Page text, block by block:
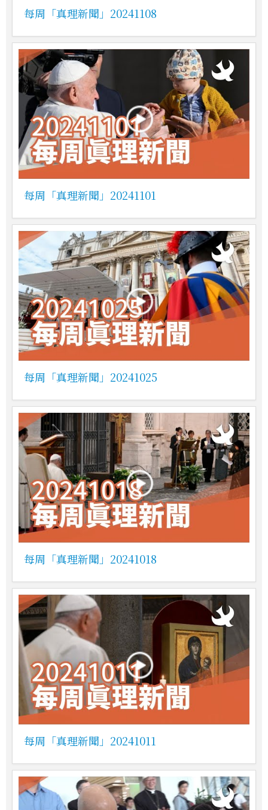
每周「真理新聞」20241108
每周「真理新聞」20241101
每周「真理新聞」20241025
每周「真理新聞」20241018
每周「真理新聞」20241011